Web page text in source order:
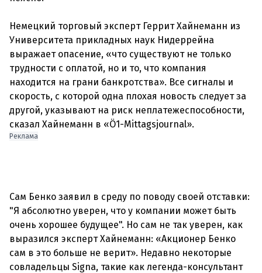
Немецкий торговый эксперт Геррит Хайнеманн из
Университета прикладных наук Нидеррейна
выражает опасение, «что существуют не только
трудности с оплатой, но и то, что компания
находится на грани банкротства». Все сигналы и
скорость, с которой одна плохая новость следует за
другой, указывают на риск неплатежеспособности,
Реклама
Сам Бенко заявил в среду по поводу своей отставки:
"Я абсолютно уверен, что у компании может быть
очень хорошее будущее". Но сам не так уверен, как
выразился эксперт Хайнеманн: «Акционер Бенко
сам в это больше не верит». Недавно некоторые
совладельцы Signa, такие как легенда-консультант